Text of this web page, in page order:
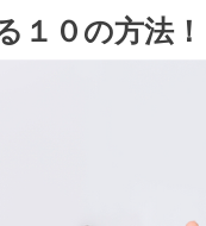
１０の方法